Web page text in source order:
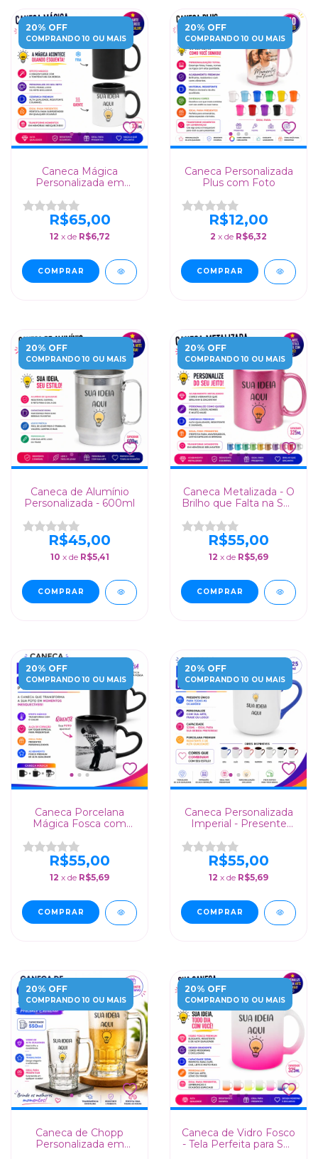
20% OFF
COMPRANDO 10 OU MAIS
Caneca Mágica
Personalizada em
com Fotos e
Mensagens
Escondidas
R$65,00
12 x de R$6,72
20% OFF
COMPRANDO 10 OU MAIS
Caneca Personalizada
Plus com Foto
R$12,00
2 x de R$6,32
COMPRAR
20% OFF
COMPRANDO 10 OU MAIS
Caneca de Alumínio
Personalizada - 600ml
R$45,00
10 x de R$5,41
20% OFF
COMPRANDO 10 OU MAIS
Caneca Metalizada - O
Brilho que Falta na Sua
R$55,00
12 x de R$5,69
20% OFF
COMPRANDO 10 OU MAIS
Caneca Porcelana
Mágica Fosca com
R$55,00
12 x de R$5,69
20% OFF
COMPRANDO 10 OU MAIS
Caneca Personalizada
Imperial - Presente
Colorida
R$55,00
12 x de R$5,69
20% OFF
COMPRANDO 10 OU MAIS
Caneca de Chopp
Personalizada em
20% OFF
COMPRANDO 10 OU MAIS
Caneca de Vidro Fosco
- Tela Perfeita para Sua